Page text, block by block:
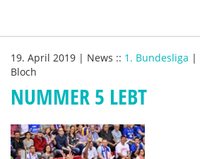
19. April 2019 | News :: 1. Bundesliga |
Bloch
NUMMER 5 LEBT